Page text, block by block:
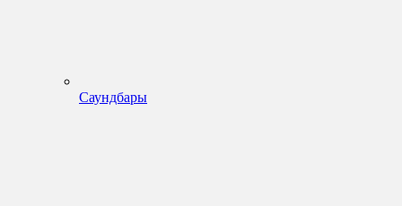
Саундбары